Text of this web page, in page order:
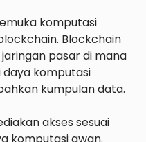
komputasi
Blockchain
pasar di mana
komputasi
kumpulan data.
akses sesuai